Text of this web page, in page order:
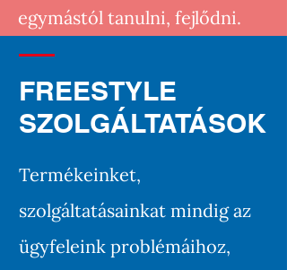
FREESTYLE
SZOLGÁLTATÁSOK
Termékeinket,
szolgáltatásainkat mindig az
ügyfeleink problémáihoz,
egymástól tanulni, fejlődni.